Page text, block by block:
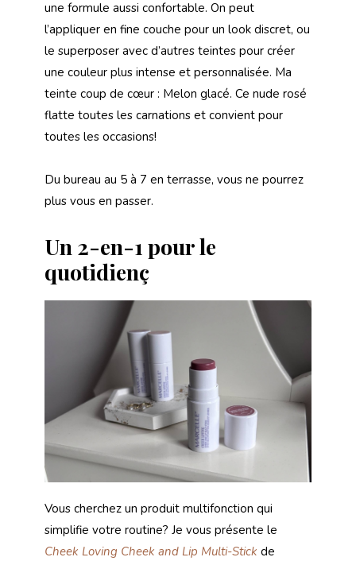
une formule aussi confortable. On peut
l’appliquer en fine couche pour un look discret, ou
le superposer avec d’autres teintes pour créer
une couleur plus intense et personnalisée. Ma
teinte coup de cœur : Melon glacé. Ce nude rosé
flatte toutes les carnations et convient pour
toutes les occasions!
Du bureau au 5 à 7 en terrasse, vous ne pourrez
plus vous en passer.
Un 2-en-1 pour le
quotidienç
Vous cherchez un produit multifonction qui
simplifie votre routine? Je vous présente le
Cheek Loving Cheek and Lip Multi-Stick de